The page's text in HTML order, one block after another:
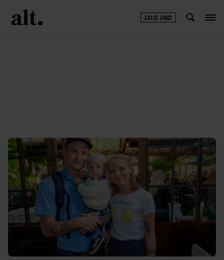
LOG IND